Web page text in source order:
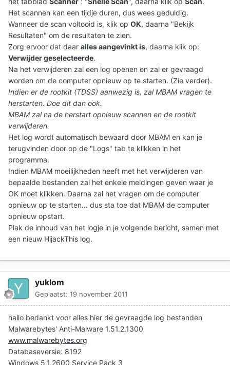
Het scannen kan een tijdje duren, dus wees geduldig.
Wanneer de scan voltooid is, klik op OK, daarna "Bekijk
Resultaten" om de resultaten te zien.
Zorg ervoor dat daar alles aangevinkt is, daarna klik op:
Verwijder geselecteerde.
Na het verwijderen zal een log openen en zal er gevraagd
worden om de computer opnieuw op te starten. (Zie verder).
Indien er de rootkit (TDSS) aanwezig is, zal MBAM vragen te
herstarten. Doe dit dan ook.
MBAM zal na de herstart opnieuw scannen en de rootkit
verwijderen.
Het log wordt automatisch bewaard door MBAM en kan je
terugvinden door op de "Logs" tab te klikken in het
programma.
Indien MBAM moeilijkheden heeft met het verwijderen van
bepaalde bestanden zal het enkele meldingen geven waar je
OK moet klikken. Daarna zal het vragen om de computer
opnieuw op te starten... dus sta toe dat MBAM de computer
opnieuw opstart.
Plak de inhoud van het logje in je volgende bericht, samen met
een nieuw HijackThis log.
yuklom
Geplaatst: 19 november 2011
hallo bedankt voor alles hier de gevraagde log bestanden
Malwarebytes' Anti-Malware 1.51.2.1300
www.malwarebytes.org
Databaseversie: 8192
Windows 5.1.2600 Service Pack 3